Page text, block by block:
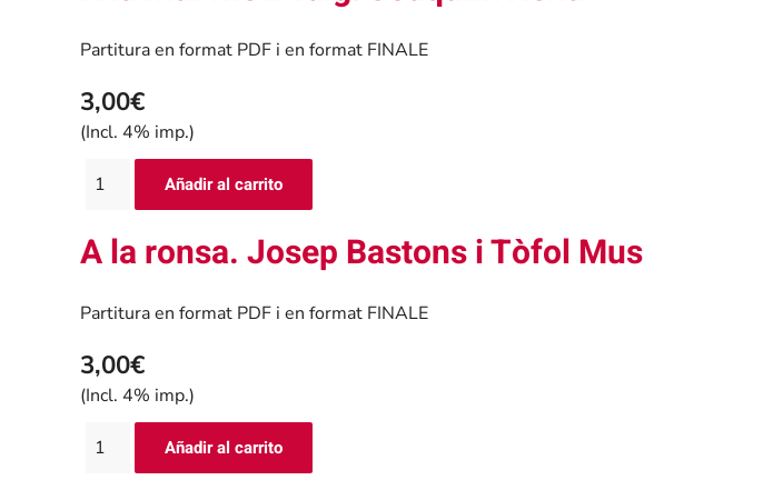
Partitura en format PDF i en format FINALE
3,00€
(Incl. 4% imp.)
A la ronsa. Josep Bastons i Tòfol Mus
Partitura en format PDF i en format FINALE
3,00€
(Incl. 4% imp.)